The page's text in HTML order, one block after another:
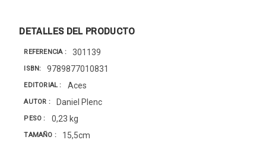
DETALLES DEL PRODUCTO
REFERENCIA 301139
ISBN 9789877010831
EDITORIAL Aces
AUTOR Daniel Plenc
PESO 0,23 kg
TAMAÑO 15,5cm